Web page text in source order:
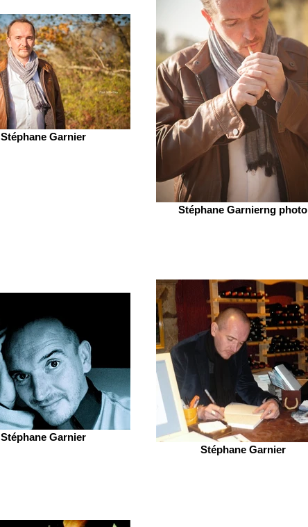
Stéphane Garnier
Stéphane Garnierng photo
Stéphane Garnier
Stéphane Garnier